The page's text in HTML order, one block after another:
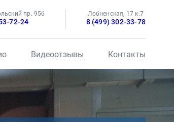
пр. 95б
72-24
Лобненская, 17 к.7
8 (499) 302-33-78
Видеоотзывы Контакты